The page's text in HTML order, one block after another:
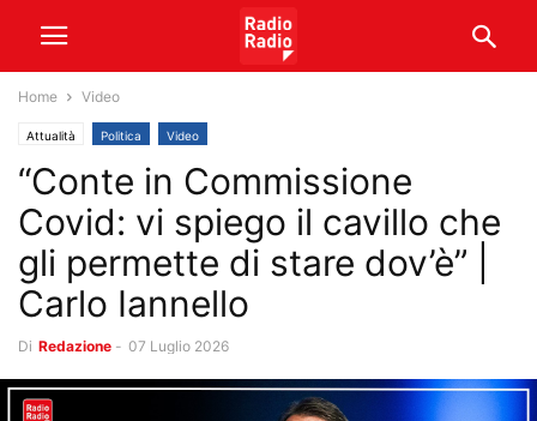
Home Video
Attualità Politica Video
“Conte in Commissione
Covid: vi spiego il cavillo che
gli permette di stare dov’è” |
Carlo Iannello
Di Redazione - 07 Luglio 2026